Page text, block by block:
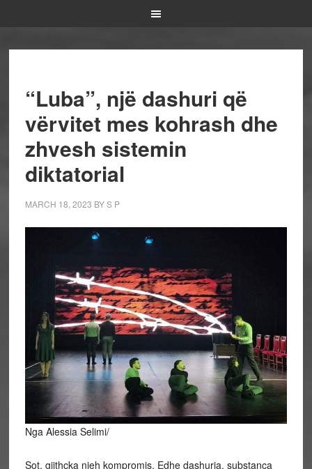
“Luba”, një dashuri që
vërvitet mes kohrash dhe
zhvesh sistemin
diktatorial
MARCH 18, 2023 BYS P
Nga Alessia Selimi/
Sot, gjithçka njeh kompromis. Edhe dashuria, substanca